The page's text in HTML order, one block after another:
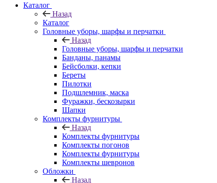
Каталог
Назад
Каталог
Головные уборы, шарфы и перчатки
Назад
Головные уборы, шарфы и перчатки
Банданы, панамы
Бейсболки, кепки
Береты
Пилотки
Подшлемник, маска
Фуражки, бескозырки
Шапки
Комплекты фурнитуры
Назад
Комплекты фурнитуры
Комплекты погонов
Комплекты фурнитуры
Комплекты шевронов
Обложки
Назад